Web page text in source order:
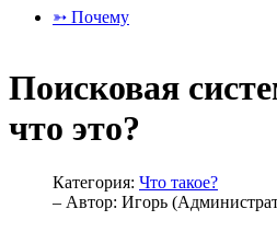
➳ Почему
Поисковая
что это?
Категория: Что такое?
– Автор: Игорь